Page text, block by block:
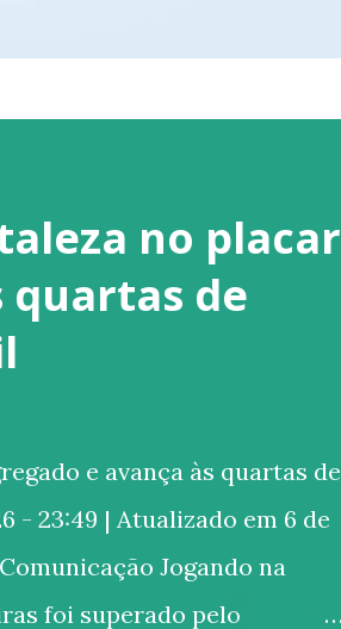
no placar
quartas de
e avança às quartas de
- 23:49 | Atualizado em 6 de
Jogando na
foi superado pelo